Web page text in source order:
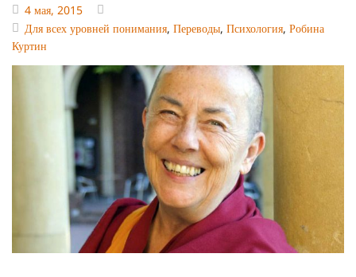
4 мая, 2015
Для всех уровней понимания, Переводы, Психология, Робина
Куртин